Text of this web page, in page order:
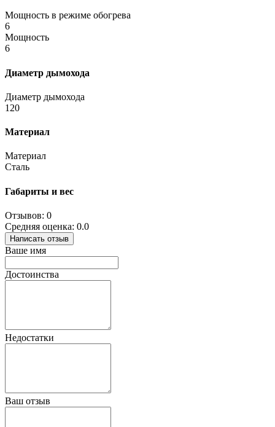
Мощность в режиме обогрева
6
Мощность
6
Диаметр дымохода
Диаметр дымохода
120
Материал
Материал
Сталь
Габариты и вес
Отзывов: 0
Средняя оценка: 0.0
Написать отзыв
Ваше имя
Достоинства
Недостатки
Ваш отзыв